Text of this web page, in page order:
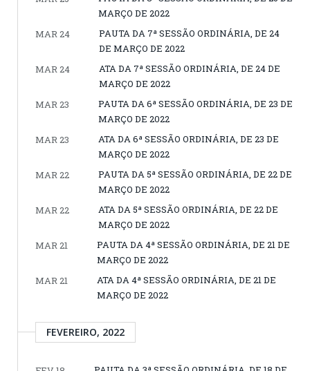
MARÇO DE 2022
MAR 24
PAUTA DA 7ª SESSÃO ORDINÁRIA, DE 24
DE MARÇO DE 2022
MAR 24
ATA DA 7ª SESSÃO ORDINÁRIA, DE 24 DE
MARÇO DE 2022
MAR 23
PAUTA DA 6ª SESSÃO ORDINÁRIA, DE 23 DE
MARÇO DE 2022
MAR 23
ATA DA 6ª SESSÃO ORDINÁRIA, DE 23 DE
MARÇO DE 2022
MAR 22
PAUTA DA 5ª SESSÃO ORDINÁRIA, DE 22 DE
MARÇO DE 2022
MAR 22
ATA DA 5ª SESSÃO ORDINÁRIA, DE 22 DE
MARÇO DE 2022
MAR 21
PAUTA DA 4ª SESSÃO ORDINÁRIA, DE 21 DE
MARÇO DE 2022
MAR 21
ATA DA 4ª SESSÃO ORDINÁRIA, DE 21 DE
MARÇO DE 2022
FEVEREIRO, 2022